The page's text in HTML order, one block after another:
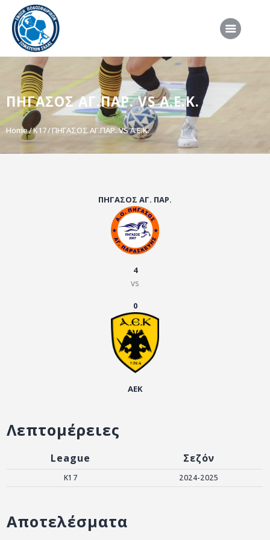
ΠΗΓΑΣΟΣ ΑΓ.ΠΑΡ. VS Α.Ε.Κ.
Home Κ17 ΠΗΓΑΣΟΣ ΑΓ.ΠΑΡ. VS Α.Ε.Κ.
ΑΡΧΙΚΗ
ΕΠΣΣ
ΔΙΟΡΓΑΝΩΣΕΙΣ
ΠΡΟΕΘΝΙΚΕΣ ΟΜΑΔΕΣ
ΣΥΝΕΝΤΕΥΞΕΙΣ
ΠΗΓΑΣΟΣ ΑΓ. ΠΑΡ.
4
vs
0
ΑΕΚ
Λεπτομέρειες
League Σεζόν
Κ17 2024-2025
Αποτελέσματα